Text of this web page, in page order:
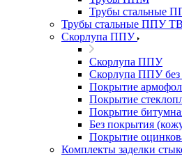
Трубы стальные
Трубы стальные ППУ
Скорлупа ППУ
Скорлупа ППУ
Скорлупа ППУ без
Покрытие
Покрытие
Покрытие
Без покрытия
Покрытие
Комплекты заделки